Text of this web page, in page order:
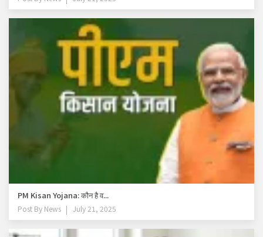
PM Kisan Yojana: कौन है व...
Post By News July 21, 2025